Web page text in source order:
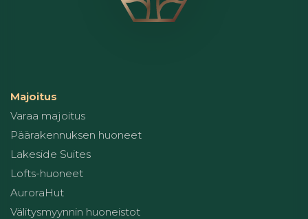
Majoitus
Varaa majoitus
Päärakennuksen huoneet
Lakeside Suites
Lofts-huoneet
AuroraHut
Välitysmyynnin huoneistot